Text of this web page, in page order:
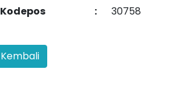
Kodepos : 30758